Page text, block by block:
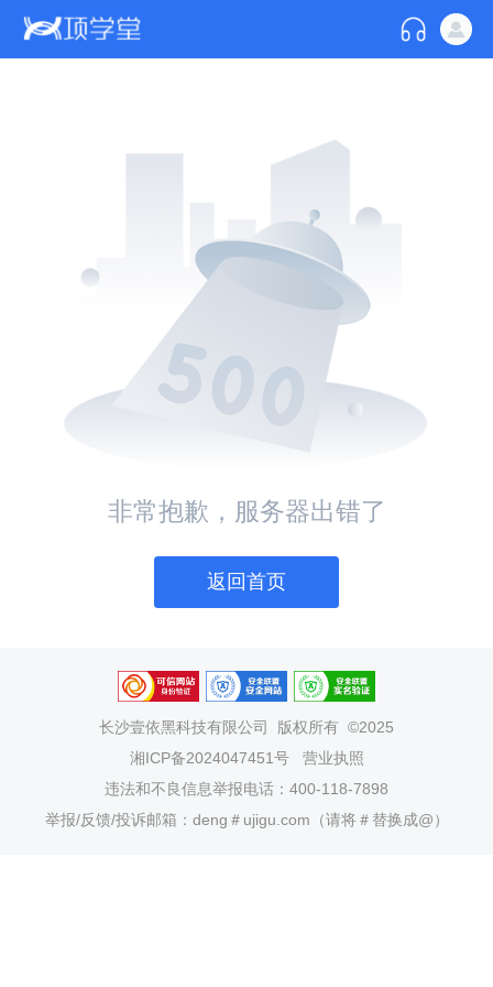
非常抱歉，服务器出错了
返回首页
长沙壹依黑科技有限公司
版权所有 ©2025
湘ICP备2024047451号
营业执照
违法和不良信息举报电话：400-118-7898
举报/反馈/投诉邮箱：deng＃ujigu.com（请将＃替换成@）